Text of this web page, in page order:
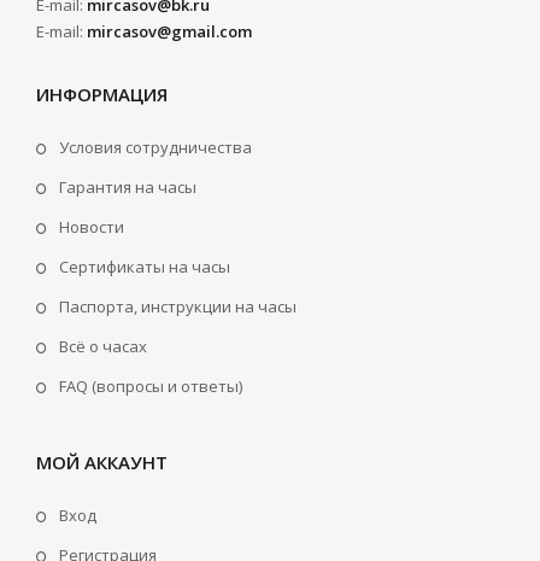
E-mail: mircasov@bk.ru
E-mail: mircasov@gmail.com
ИНФОРМАЦИЯ
Условия сотрудничества
Гарантия на часы
Новости
Сертификаты на часы
Паспорта, инструкции на часы
Всё о часах
FAQ (вопросы и ответы)
МОЙ АККАУНТ
Вход
Регистрация